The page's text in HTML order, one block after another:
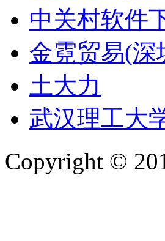
中关村软件
金霓贸易(深
土大力
武汉理工大
Copyright ©